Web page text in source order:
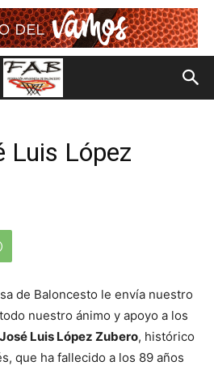
Luis López
de Baloncesto le envía nuestro
nuestro ánimo y apoyo a los
José Luis López Zubero, histórico
que ha fallecido a los 89 años